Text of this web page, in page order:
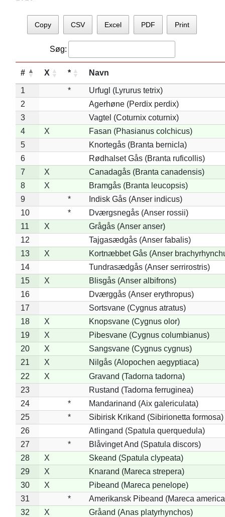
Copy CSV Excel PDF Print
Søg:
# X * Navn
1 *
Urfugl (Lyrurus tetrix)
2
Agerhøne (Perdix perdix)
3
Vagtel (Coturnix coturnix)
4
X
Fasan (Phasianus colchicus)
5
Knortegås (Branta bernicla)
6
Rødhalset Gås (Branta ruficollis)
7
X
Canadagås (Branta canadensis)
8
X
Bramgås (Branta leucopsis)
9
*
Indisk Gås (Anser indicus)
10
*
Dværgsnegås (Anser rossii)
11
X
Grågås (Anser anser)
12
Tajgasædgås (Anser fabalis)
13
X
Kortnæbbet Gås (Anser
14
Tundrasædgås (Anser serrirostris)
15
X
Blisgås (Anser albifrons)
16
Dværggås (Anser erythropus)
17
Sortsvane (Cygnus atratus)
18
X
Knopsvane (Cygnus olor)
19
X
Pibesvane (Cygnus columbianus)
20
X
Sangsvane (Cygnus cygnus)
21
X
Nilgås (Alopochen aegyptiaca)
22
X
Gravand (Tadorna tadorna)
23
Rustand (Tadorna ferruginea)
24
*
Mandarinand (Aix galericulata)
25
*
Sibirisk Krikand (Sibirionetta formosa)
26
Atlingand (Spatula querquedula)
27
*
Blåvinget And (Spatula discors)
28
X
Skeand (Spatula clypeata)
29
X
Knarand (Mareca strepera)
30
X
Pibeand (Mareca penelope)
31
*
Amerikansk Pibeand (Mareca
32
X
Gråand (Anas platyrhynchos)